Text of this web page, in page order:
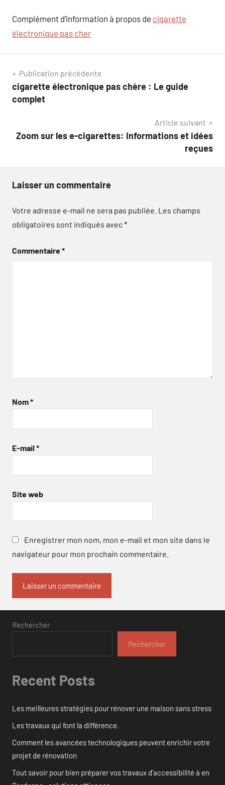
Complément d’information à propos de cigarette
électronique pas cher
Navigation
de
Publication précédente
cigarette électronique pas chère : Le guide
complet
Article suivant
Zoom sur les e-cigarettes: Informations et idées
reçues
Laisser un commentaire
Votre adresse e-mail ne sera pas publiée. Les champs
obligatoires sont indiqués avec*
Commentaire*
Nom*
E-mail *
Site web
Enregistrer mon nom, mon e-mail et mon site dans le
navigateur pour mon prochain commentaire.
Rechercher
Rechercher
Recent Posts
Les meilleures stratégies pour rénover une maison sans stress
Les travaux qui font la différence.
Comment les avancées technologiques peuvent enrichir votre
projet de rénovation
Tout savoir pour bien préparer vos travaux d’accessibilité à en